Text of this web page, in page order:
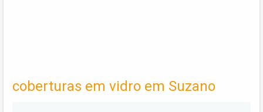
coberturas em vidro em Suzano